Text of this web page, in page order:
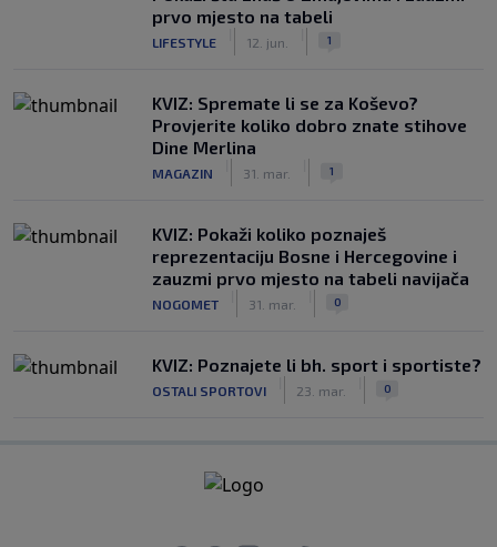
prvo mjesto na tabeli
LIFESTYLE 12. jun. 1
KVIZ: Spremate li se za Koševo?
Provjerite koliko dobro znate stihove
Dine Merlina
MAGAZIN 31. mar. 1
KVIZ: Pokaži koliko poznaješ
reprezentaciju Bosne i Hercegovine i
zauzmi prvo mjesto na tabeli navijača
NOGOMET 31. mar. 0
KVIZ: Poznajete li bh. sport i sportiste?
OSTALI SPORTOVI 23. mar. 0